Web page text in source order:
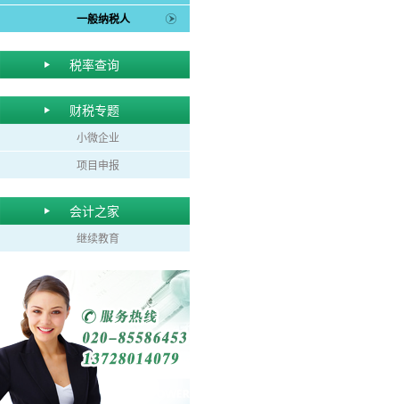
一般纳税人
税率查询
财税专题
小微企业
项目申报
会计之家
继续教育